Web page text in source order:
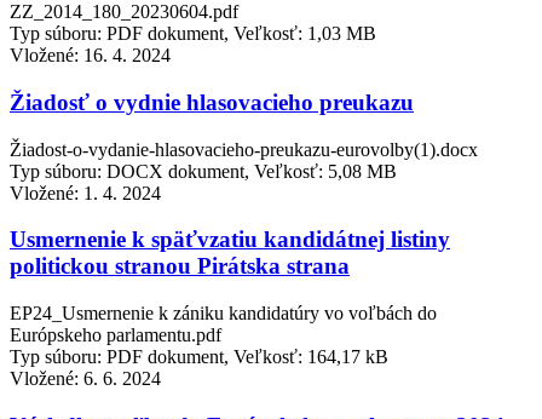
ZZ_2014_180_20230604.pdf
Typ súboru: PDF dokument, Veľkosť: 1,03 MB
Vložené: 16. 4. 2024
Žiadosť o vydnie hlasovacieho preukazu
Žiadost-o-vydanie-hlasovacieho-preukazu-eurovolby(1).docx
Typ súboru: DOCX dokument, Veľkosť: 5,08 MB
Vložené: 1. 4. 2024
Usmernenie k späťvzatiu kandidátnej listiny
politickou stranou Pirátska strana
EP24_Usmernenie k zániku kandidatúry vo voľbách do
Európskeho parlamentu.pdf
Typ súboru: PDF dokument, Veľkosť: 164,17 kB
Vložené: 6. 6. 2024